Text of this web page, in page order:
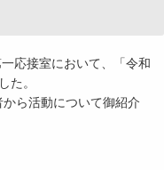
応接室において、「令和
た。
ら活動について御紹介